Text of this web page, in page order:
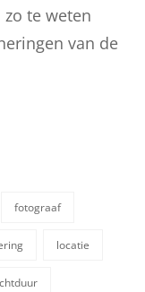
te weten
van de
fotograaf
locatie